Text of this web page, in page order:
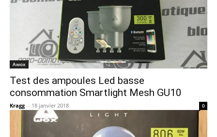
Awox
Test des ampoules Led basse
consommation Smartlight Mesh GU10
Kragg - 18 janvier 2018 0